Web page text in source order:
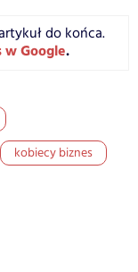
do końca.
w Google.
kobiecy biznes